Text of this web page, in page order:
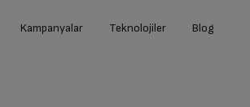
Kampanyalar Teknolojiler Blog